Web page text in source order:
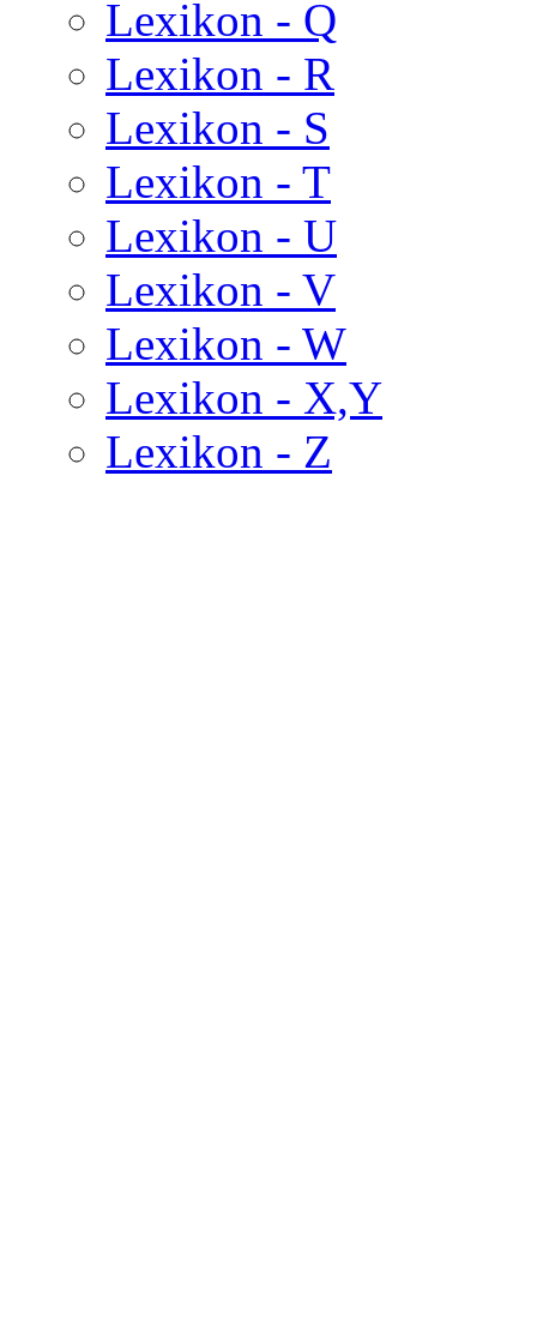
Lexikon - Q
Lexikon - R
Lexikon - S
Lexikon - T
Lexikon - U
Lexikon - V
Lexikon - W
Lexikon - X,Y
Lexikon - Z